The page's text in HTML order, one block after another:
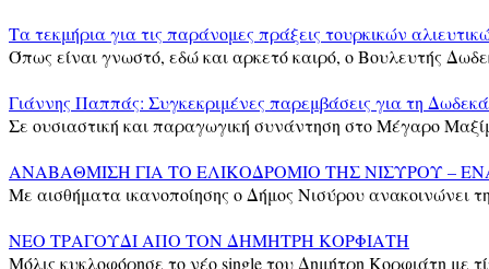
Τα τεκμήρια για τις παράνομες πράξεις τουρκικών
Όπως είναι γνωστό, εδώ και αρκετό καιρό, ο Βουλευτής
Γιάννης Παππάς: Συγκεκριμένες παρεμβάσεις για τη
Σε ουσιαστική και παραγωγική συνάντηση στο Μέγαρο
ΑΝΑΒΑΘΜΙΣΗ ΓΙΑ ΤΟ ΕΛΙΚΟΔΡΟΜΙΟ ΤΗΣ ΝΙΣΥΡΟΥ –
Με αισθήματα ικανοποίησης ο Δήμος Νισύρου ανακοινώνει
ΝΕΟ ΤΡΑΓΟΥΔΙ ΑΠΟ ΤΟΝ ΔΗΜΗΤΡΗ ΚΟΡΦΙΑΤΗ
Μόλις κυκλοφόρησε το νέο single του Δημήτρη Κορφιάτη με